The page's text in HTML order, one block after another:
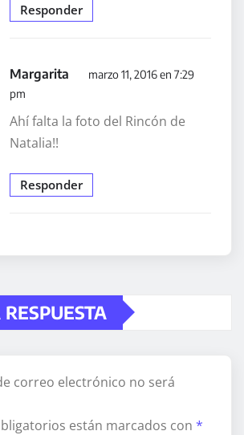
Responder
Margarita
marzo 11, 2016 en 7:29
pm
Ahí falta la foto del Rincón de
Natalia!!
Responder
correo electrónico no será
están marcados con *